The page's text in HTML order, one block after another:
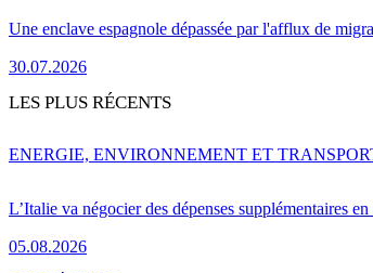
Une enclave espagnole dépassée par l'afflux de
30.07.2026
LES PLUS RÉCENTS
L’Italie va négocier des dépenses supplémentaires
05.08.2026
ENERGIE, ENVIRONNEMENT ET